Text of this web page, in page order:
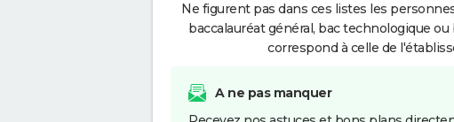
Ne figurent pas dans ces listes les
baccalauréat général, bac technologique
correspond à celle de
A ne pas manquer